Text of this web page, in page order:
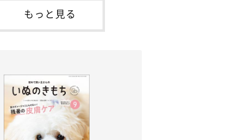
上にのってきたので、そのままなでながら
テレビを見ていたのですが、微動だにしな
いので気になって見てみると、腕にしがみ
もっと見る